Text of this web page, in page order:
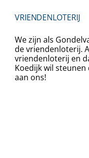
VRIENDENLOTERIJ
We zijn als
de vriendenloterij.
vriendenloterij en
Koedijk wil
aan ons!